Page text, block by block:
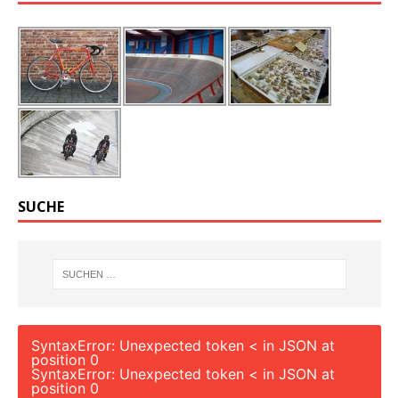
SUCHE
SyntaxError: Unexpected token < in JSON at
position 0
SyntaxError: Unexpected token < in JSON at
position 0